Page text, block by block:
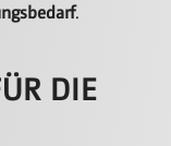
.
DIE